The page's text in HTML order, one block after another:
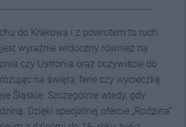
do Krakowa i z powrotem to ruch
wyraźnie widoczny również na
czy Ustronia oraz oczywiście do
na święta, ferie czy wycieczkę
Śląskie. Szczególnie wtedy, gdy
Dzięki specjalnej ofercie „Rodzina”